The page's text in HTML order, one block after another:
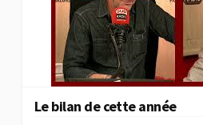
Le bilan de cette année